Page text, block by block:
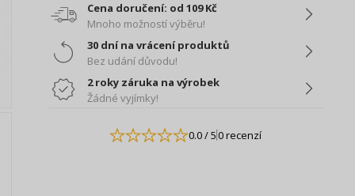
Cena doručení: od 109 Kč
Mnoho možností výběru!
30 dní na vrácení produktů
Bez udání důvodu!
2 roky záruka na výrobek
Žádné vyjímky!
0.0/ 50 recenzí